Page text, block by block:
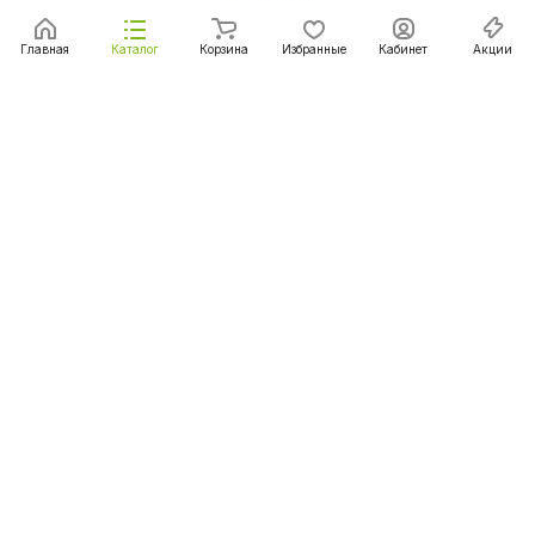
Главная Каталог Корзина Избранные Кабинет Акции